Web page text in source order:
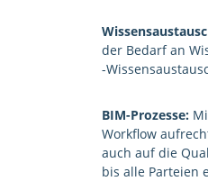
der Bedarf an
-
BIM-Prozesse:
Workflow
auch auf die
bis alle Parteien